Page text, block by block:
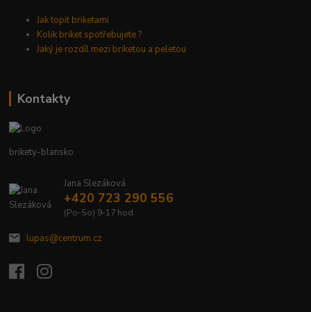
Jak topit briketami
Kolik briket spotřebujete ?
Jaký je rozdíl mezi briketou a peletou
Kontakty
brikety-blansko
Jana Slezáková
+420 723 290 556
(Po-So) 9-17 hod
lupas@centrum.cz